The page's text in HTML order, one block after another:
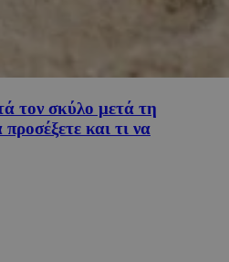
τον σκύλο μετά τη
και τι να